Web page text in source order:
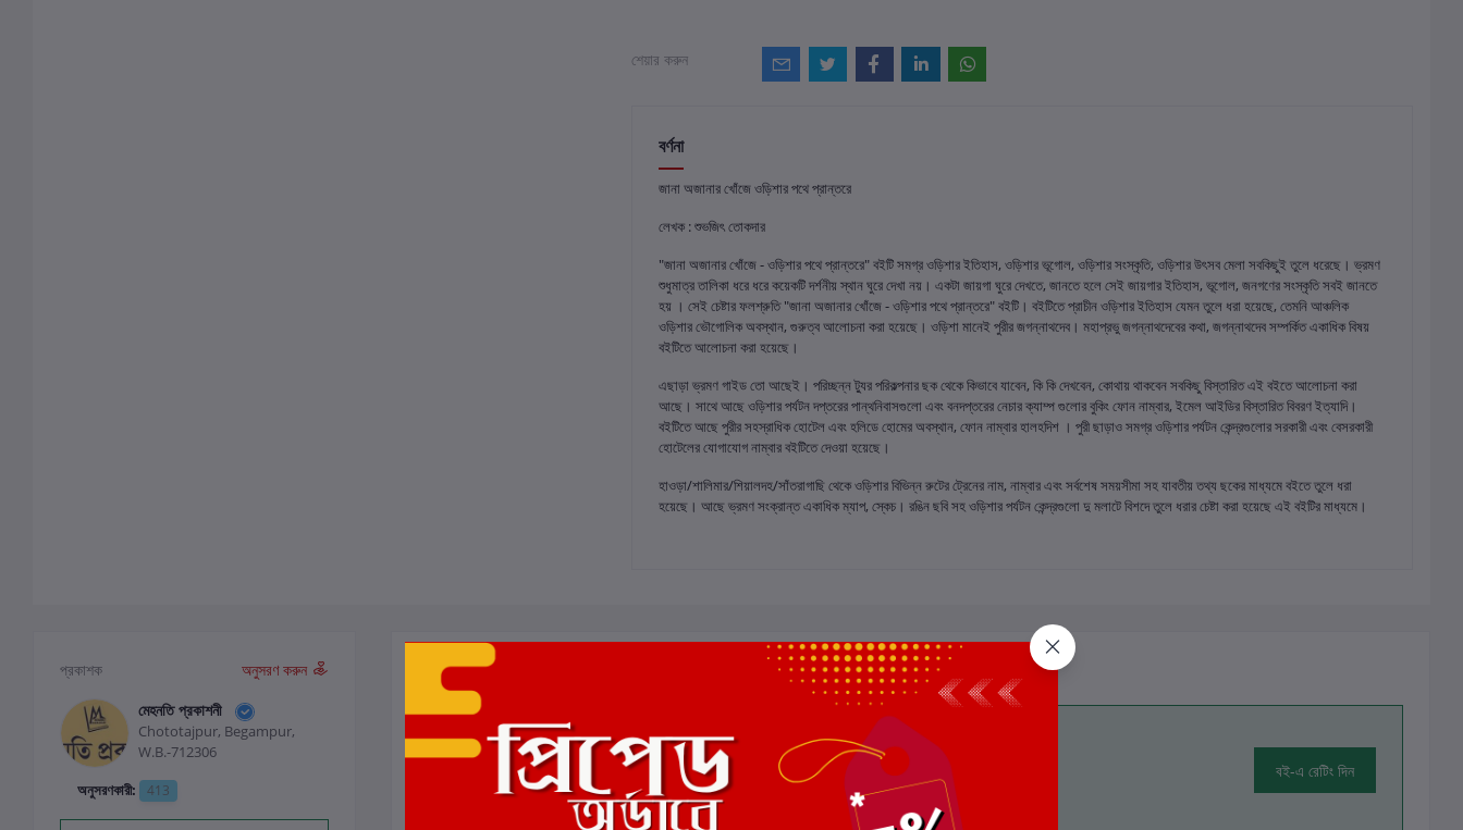
শেয়ার করুন
বর্ণনা
জানা অজানার খোঁজে ওড়িশার পথে প্রান্তরে
লেখক : শুভজিৎ তোকদার
"জানা অজানার খোঁজে - ওড়িশার পথে প্রান্তরে" বইটি সমগ্র ওড়িশার ইতিহাস, ওড়িশার ভূগোল, ওড়িশার সংস্কৃতি, ওড়িশার উৎসব মেলা সবকিছুই তুলে ধরেছে। ভ্রমণ
শুধুমাত্র তালিকা ধরে ধরে কয়েকটি দর্শনীয় স্থান ঘুরে দেখা নয়। একটা জায়গা ঘুরে দেখতে, জানতে হলে সেই জায়গার ইতিহাস, ভূগোল, জনগণের সংস্কৃতি সবই জানতে
হয় । সেই চেষ্টার ফলশ্রুতি "জানা অজানার খোঁজে - ওড়িশার পথে প্রান্তরে" বইটি। বইটিতে প্রাচীন ওড়িশার ইতিহাস যেমন তুলে ধরা হয়েছে, তেমনি আঞ্চলিক
ওড়িশার ভৌগোলিক অবস্থান, গুরুত্ব আলোচনা করা হয়েছে। ওড়িশা মানেই পুরীর জগন্নাথদেব। মহাপ্রভু জগন্নাথদেবের কথা, জগন্নাথদেব সম্পর্কিত একাধিক বিষয়
বইটিতে আলোচনা করা হয়েছে।
এছাড়া ভ্রমণ গাইড তো আছেই। পরিচ্ছন্ন ট্যুর পরিকল্পনার ছক থেকে কিভাবে যাবেন, কি কি দেখবেন, কোথায় থাকবেন সবকিছু বিস্তারিত এই বইতে আলোচনা করা
আছে। সাথে আছে ওড়িশার পর্যটন দপ্তরের পান্থনিবাসগুলো এবং বনদপ্তরের নেচার ক্যাম্প গুলোর বুকিং ফোন নাম্বার, ইমেল আইডির বিস্তারিত বিবরণ ইত্যাদি।
বইটিতে আছে পুরীর সহস্রাধিক হোটেল এবং হলিডে হোমের অবস্থান, ফোন নাম্বার হালহদিশ । পুরী ছাড়াও সমগ্র ওড়িশার পর্যটন কেন্দ্রগুলোর সরকারী এবং বেসরকারী
হোটেলের যোগাযোগ নাম্বার বইটিতে দেওয়া হয়েছে।
হাওড়া/শালিমার/শিয়ালদহ/সাঁতরাগাছি থেকে ওড়িশার বিভিন্ন রুটের ট্রেনের নাম, নাম্বার এবং সর্বশেষ সময়সীমা সহ যাবতীয় তথ্য ছকের মাধ্যমে বইতে তুলে ধরা
হয়েছে। আছে ভ্রমণ সংক্রান্ত একাধিক ম্যাপ, স্কেচ। রঙিন ছবি সহ ওড়িশার পর্যটন কেন্দ্রগুলো দু মলাটে বিশদে তুলে ধরার চেষ্টা করা হয়েছে এই বইটির মাধ্যমে।
প্রকাশক
অনুসরণ করুন
মেহনতি প্রকাশনী
Chototajpur, Begampur,
W.B.-712306
অনুসরণকারী:
413
পর্যালোচনা ও রেটিং
0 মোট 5.0 -এ (0 পর্যালোচনা) বই-এ রেটিং দিন